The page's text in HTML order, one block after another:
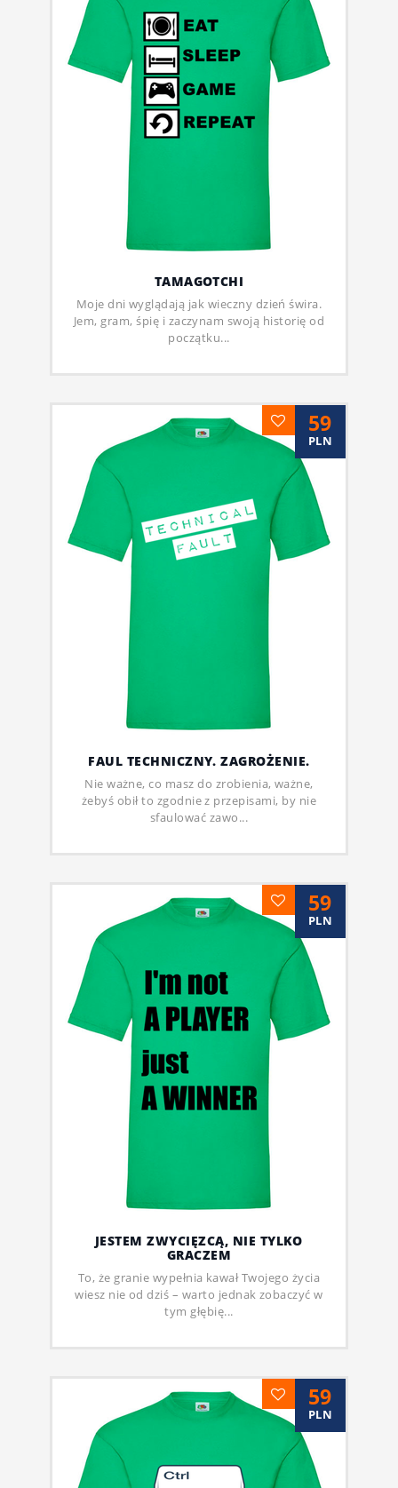
TAMAGOTCHI
Moje dni wyglądają jak wieczny dzień świra.
Jem, gram, śpię i zaczynam swoją historię od
początku...
59
PLN
FAUL TECHNICZNY. ZAGROŻENIE.
Nie ważne, co masz do zrobienia, ważne,
żebyś obił to zgodnie z przepisami, by nie
sfaulować zawo...
59
PLN
JESTEM ZWYCIĘZCĄ, NIE TYLKO
GRACZEM
To, że granie wypełnia kawał Twojego życia
wiesz nie od dziś – warto jednak zobaczyć w
tym głębię...
59
PLN